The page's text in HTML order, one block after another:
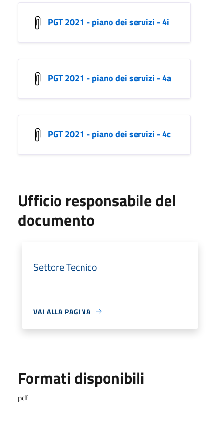
PGT 2021 - piano dei servizi - 4i
PGT 2021 - piano dei servizi - 4a
PGT 2021 - piano dei servizi - 4c
Ufficio responsabile del
documento
Settore Tecnico
VAI ALLA PAGINA
Formati disponibili
pdf